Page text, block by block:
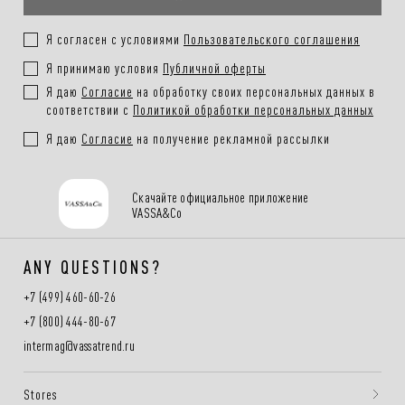
Я согласен с условиями Пользовательского соглашения
Я принимаю условия Публичной оферты
Я даю Согласие на обработку своих персональных данных в
соответствии с Политикой обработки персональных данных
Я даю Согласие на получение рекламной рассылки
Скачайте официальное приложение
VASSA&Co
ANY QUESTIONS?
+7 (499) 460-60-26
+7 (800) 444-80-67
intermag@vassatrend.ru
Stores